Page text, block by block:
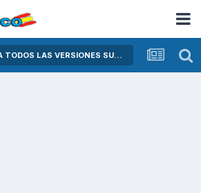
TEMAS COMUNES PARA TODOS LAS VERSIONES SUPER DINK